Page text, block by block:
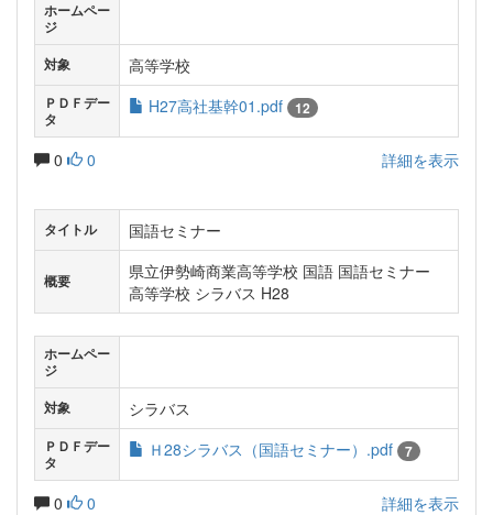
ホームペー
ジ
対象
高等学校
ＰＤＦデー
タ
H27高社基幹01.pdf 12
0 0 詳細を表示
タイトル 国語セミナー
概要
県立伊勢崎商業高等学校 国語 国語セミナー
高等学校 シラバス H28
ホームペー
ジ
対象
シラバス
ＰＤＦデー
タ
Ｈ28シラバス（国語セミナー）.pdf 7
0 0 詳細を表示